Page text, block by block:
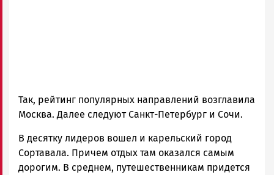
Так, рейтинг популярных направлений возглавила
Москва. Далее следуют Санкт-Петербург и Сочи.
В десятку лидеров вошел и карельский город
Сортавала. Причем отдых там оказался самым
дорогим. В среднем, путешественникам придется